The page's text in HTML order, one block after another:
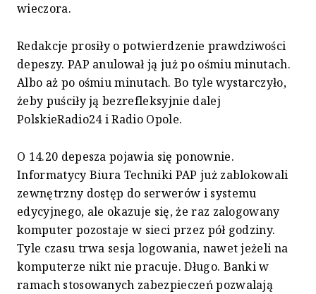
wieczora.
Redakcje prosiły o potwierdzenie prawdziwości
depeszy. PAP anulował ją już po ośmiu minutach.
Albo aż po ośmiu minutach. Bo tyle wystarczyło,
żeby puściły ją bezrefleksyjnie dalej
PolskieRadio24 i Radio Opole.
O 14.20 depesza pojawia się ponownie.
Informatycy Biura Techniki PAP już zablokowali
zewnętrzny dostęp do serwerów i systemu
edycyjnego, ale okazuje się, że raz zalogowany
komputer pozostaje w sieci przez pół godziny.
Tyle czasu trwa sesja logowania, nawet jeżeli na
komputerze nikt nie pracuje. Długo. Banki w
ramach stosowanych zabezpieczeń pozwalają